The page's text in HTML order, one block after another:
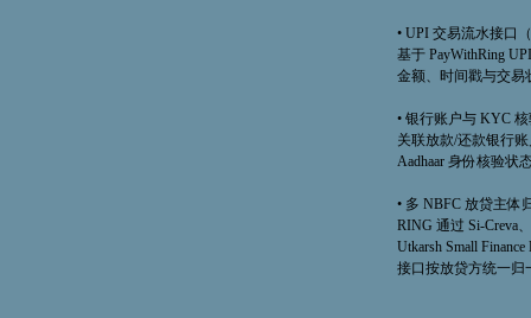
• UPI 交易流水接口
基于 PayWithRing
金额、时间戳与交易
• 银行账户与 KYC
关联放款/还款银行
Aadhaar 身份核验状
• 多 NBFC 放贷主体
RING 通过 Si-Creva
Utkarsh Small
接口按放贷方统一归